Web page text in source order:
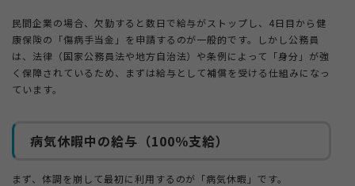
民間企業の場合、欠勤すると数日で給与がストップし、4日目から健
康保険の「傷病手当金」を申請するのが一般的です。しかし公務員
は、法律（国家公務員法や地方自治法）や条例によって「身分」が強
く保障されているため、まずは給与として補償を受ける仕組みになっ
ています。
病気休暇中の給与（100％支給）
まず、体調を崩して最初に利用するのが「病気休暇」です。